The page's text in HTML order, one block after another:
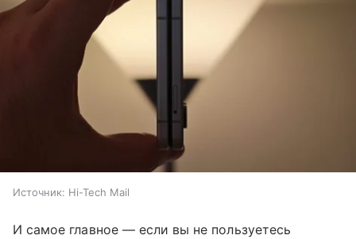
Источник: Hi-Tech Mail
И самое главное — если вы не пользуетесь